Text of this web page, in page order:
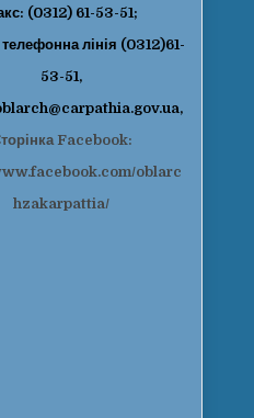
(0312) 61-53-51;
лінія (0312)61-
53-51,
Facebook:
oblarc
hzakarpattia/